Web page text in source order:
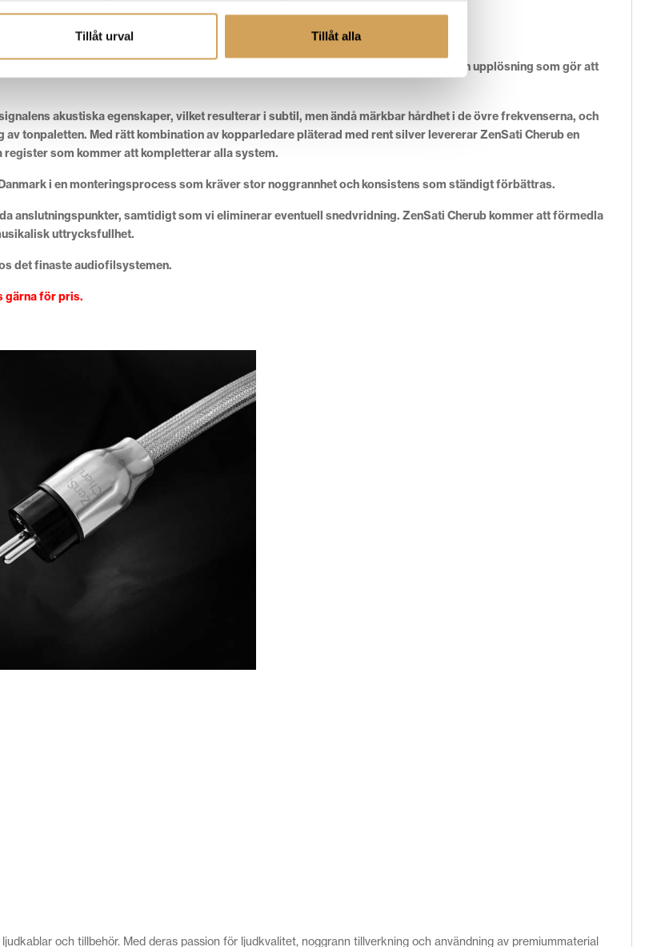
Tillåt urval Tillåt alla
exceptionellt snabb och tyst kabel som återger musik med fantastisk realism och en upplösning som gör att
akustiska egenskaper, vilket resulterar i subtil, men ändå märkbar hårdhet i de övre frekvenserna, och
tonpaletten. Med rätt kombination av kopparledare pläterad med rent silver levererar ZenSati Cherub en
som kommer att kompletterar alla system.
i en monteringsprocess som kräver stor noggrannhet och konsistens som ständigt förbättras.
anslutningspunkter, samtidigt som vi eliminerar eventuell snedvridning. ZenSati Cherub kommer att förmedla
uttrycksfullhet.
det finaste audiofilsystemen.
gärna för pris.
och tillbehör. Med deras passion för ljudkvalitet, noggrann tillverkning och användning av premiummaterial